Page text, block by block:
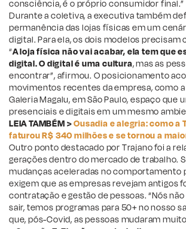
consciência, é o próprio consumidor final.”
Durante a coletiva, a executiva também
permanência das lojas físicas em um
digital. Para ela, os dois modelos precisam
“A loja física não vai acabar, ela tem que
digital. O digital é uma cultura, mas as
encontrar”, afirmou. O posicionamento
movimentos recentes da empresa, como
Galeria Magalu, em São Paulo, espaço que
presenciais e digitais em um mesmo
LEIA TAMBÉM >Ousadia e alegria: como a
faturou R$ 340 milhões e se tornou a
Outro ponto destacado por Trajano foi a
gerações dentro do mercado de trabalho.
mudanças aceleradas no comportamento
exigem que as empresas revejam antigos
contratação e gestão de pessoas. “Nós
sair, temos programas para 50+ no nosso
que, pós-Covid, as pessoas mudaram